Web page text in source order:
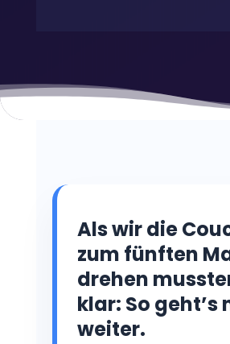
Als wir die
zum fünften
drehen
klar: So geht’s
weiter.